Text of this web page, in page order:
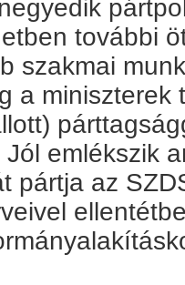
további
szakmai
a miniszterek
emlékszik
pártja az